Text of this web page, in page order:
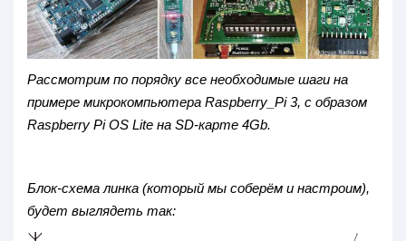
Рассмотрим по порядку все необходимые шаги на
примере микрокомпьютера Raspberry_Pi 3, с образом
Raspberry Pi OS Lite на SD-карте 4Gb.
Блок-схема линка (который мы соберём и настроим),
будет выглядеть так: